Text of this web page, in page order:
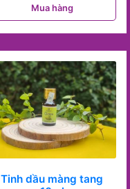
Mua hàng
Tinh dầu màng tang